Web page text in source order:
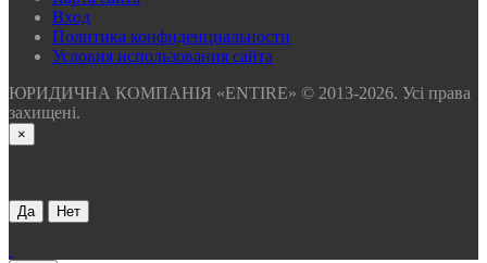
Вхoд
Политика конфиденциальности
Условия использования сайта
ЮРИДИЧНА КОМПАНІЯ «ENTIRE» © 2013-2026. Усі права
захищені.
×
Да Нет